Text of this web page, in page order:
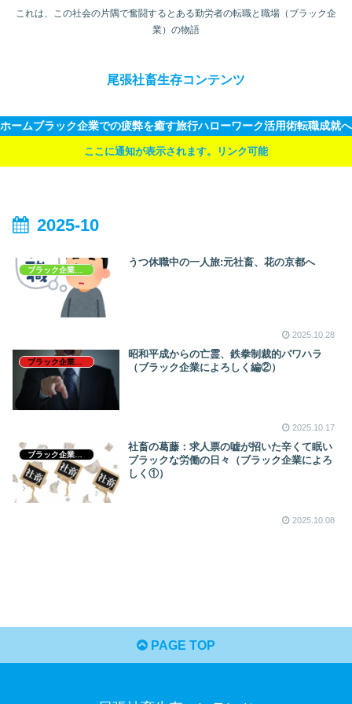
これは、この社会の片隅で奮闘するとある勤労者の転職と職場（ブラック企
業）の物語
尾張社畜生存コンテンツ
ホームブラック企業での疲弊を癒す旅行ハローワーク活用術転職成就
ここに通知が表示されます。リンク可能
2025-10
うつ休職中の一人旅:元社畜、花の京都へ
2025.10.28
ブラック企業及びパワハラ対処法（我が闘い）
昭和平成からの亡霊、鉄拳制裁的パワハラ
（ブラック企業によろしく編②）
2025.10.17
ブラック企業放浪記
社畜の葛藤：求人票の嘘が招いた辛くて眠い
ブラックな労働の日々（ブラック企業によろ
しく①）
2025.10.08
PAGE TOP